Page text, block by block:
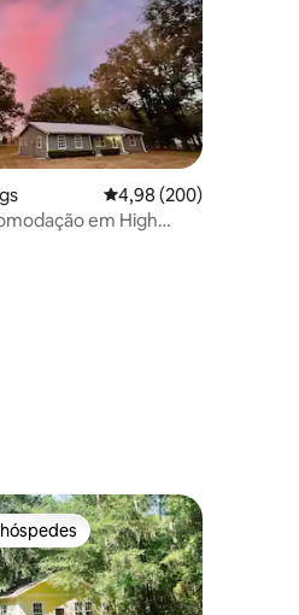
5, 108 avaliações4,98 de uma avaliação
4,98 (200)
em High
preferidos dos hóspedes